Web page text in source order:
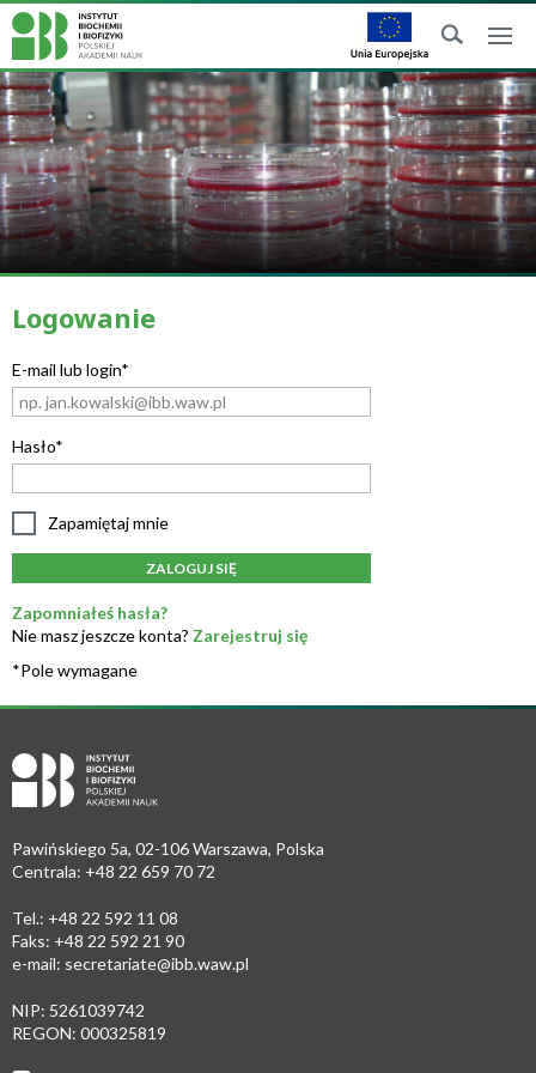
Logowanie
E-mail lub login*
Hasło*
Zapamiętaj mnie
ZALOGUJ SIĘ
Zapomniałeś hasła?
Nie masz jeszcze konta? Zarejestruj się
*Pole wymagane
Pawińskiego 5a, 02-106 Warszawa, Polska
Centrala: +48 22 659 70 72
Tel.: +48 22 592 11 08
Faks: +48 22 592 21 90
e-mail: secretariate@ibb.waw.pl
NIP: 5261039742
REGON: 000325819